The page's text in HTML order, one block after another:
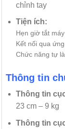
chỉnh tay
Tiện ích:
Hẹn giờ tắt máy
Kết nối qua
Chức năng tự
Thông tin
Thông tin
23 cm – 9 kg
Thông tin